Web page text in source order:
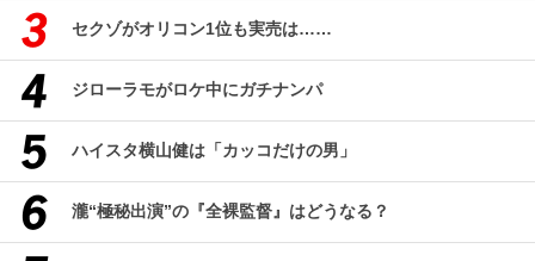
セクゾがオリコン1位も実売は……
ジローラモがロケ中にガチナンパ
ハイスタ横山健は「カッコだけの男」
瀧“極秘出演”の『全裸監督』はどうなる？